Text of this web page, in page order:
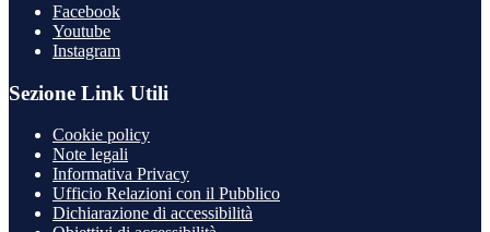
Facebook
Youtube
Instagram
Sezione Link Utili
Cookie policy
Note legali
Informativa Privacy
Ufficio Relazioni con il Pubblico
Dichiarazione di accessibilità